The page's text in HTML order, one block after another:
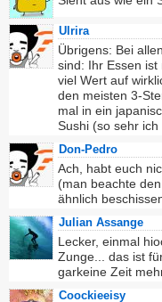
Ulrira
Übrigens: Bei
sind: Ihr Essen
viel Wert auf
den meisten 3-
mal in ein
Sushi (so sehr
Don-Pedro
Ach, habt euch
(man beachte
ähnlich
Julian Assange
Lecker, einmal
Zunge... das ist
garkeine Zeit
Coockieeisy